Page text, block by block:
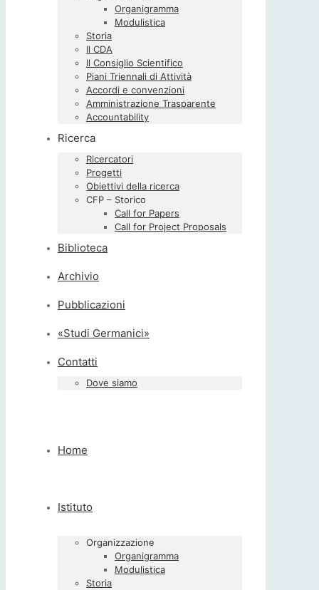
Organigramma
Modulistica
Storia
Il CDA
Il Consiglio Scientifico
Piani Triennali di Attività
Accordi e convenzioni
Amministrazione Trasparente
Accountability
Ricerca
Ricercatori
Progetti
Obiettivi della ricerca
CFP – Storico
Call for Papers
Call for Project Proposals
Biblioteca
Archivio
Pubblicazioni
«Studi Germanici»
Contatti
Dove siamo
Home
Istituto
Organizzazione
Organigramma
Modulistica
Storia